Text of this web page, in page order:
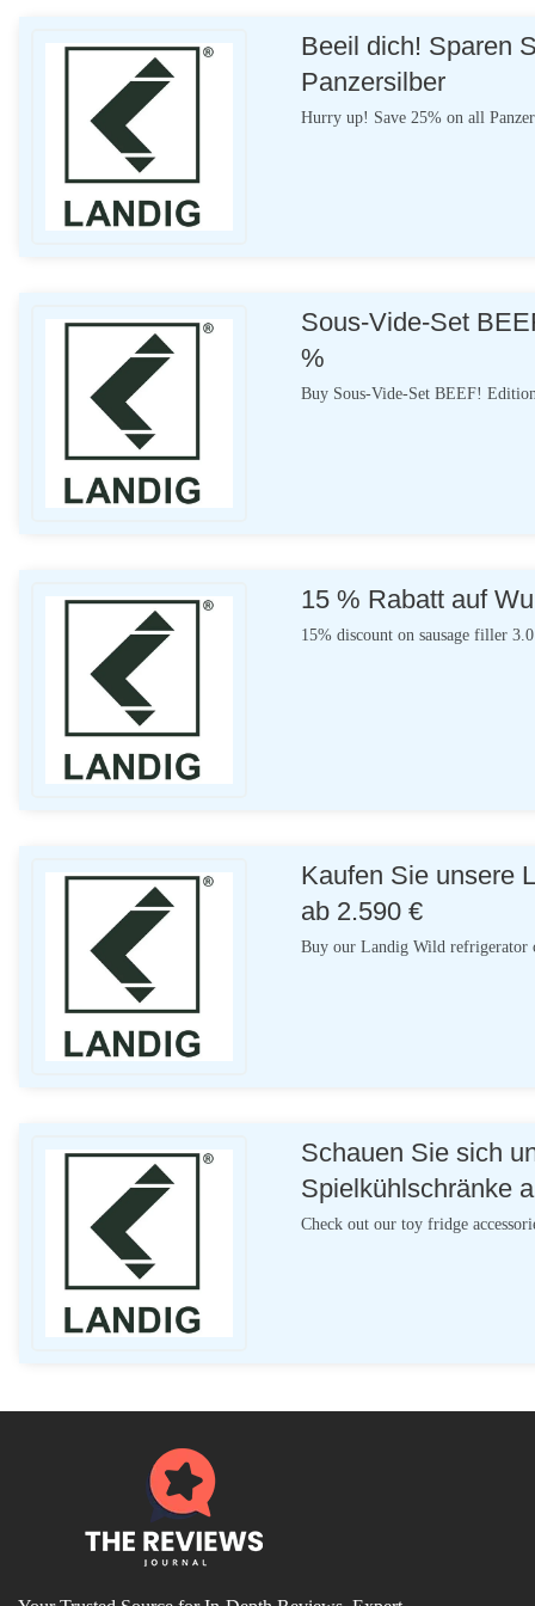
Beeil dich! Sparen
Panzersilber
Hurry up! Save 25% on all
Sous-Vide-Set
%
Buy Sous-Vide-Set BEEF!
15 % Rabatt auf
15% discount on sausage filler
Kaufen Sie unsere
ab 2.590 €
Buy our Landig Wild refrigerator
Schauen Sie sich
Spielkühlschränke
Check out our toy fridge